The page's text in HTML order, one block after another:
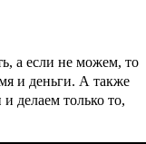
а если не можем, то
и деньги. А также
и делаем только то,